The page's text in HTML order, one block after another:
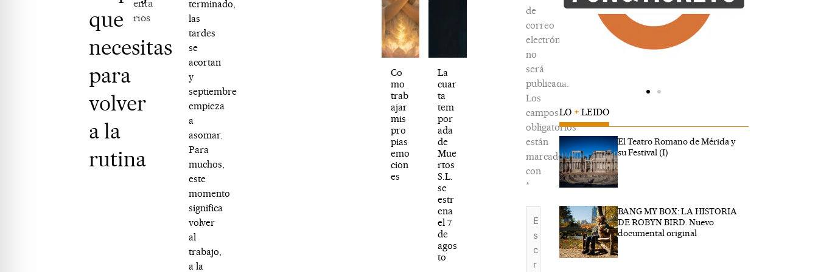
que
necesitas
para
volver
a la
rutina
enta
rios
terminado,
las
tardes
se
acortan
y
septiembre
empieza
a
asomar.
Para
muchos,
este
momento
significa
volver
al
trabajo,
a la
Co
mo
trab
ajar
mis
pro
pias
emo
cion
es
La
cuar
ta
tem
por
ada
de
Mue
rtos
S.L.
se
estr
ena
el 7
de
agos
to
de
correo
electrónico
no
será
publicada.
Los
campos
obligatorios
están
marcados
con
*
aquí...
LO +LEIDO
El Teatro Romano de Mérida y
su Festival (I)
BANG MY BOX: LA HISTORIA
DE ROBYN BIRD. Nuevo
documental original